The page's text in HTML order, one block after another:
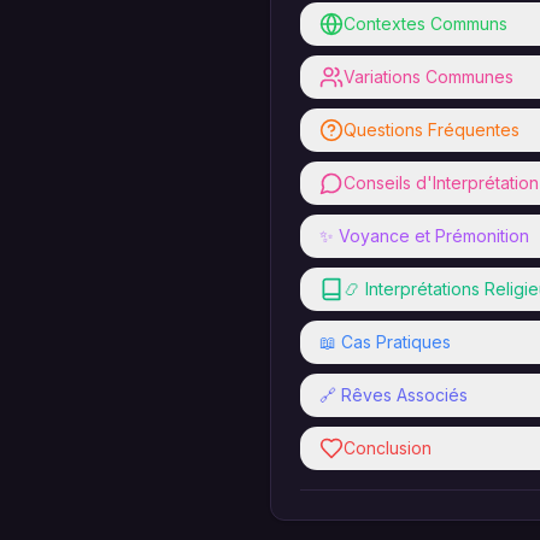
Contextes Communs
Variations Communes
Questions Fréquentes
Conseils d'Interprétation
✨ Voyance et Prémonition
📿 Interprétations
📖 Cas Pratiques
🔗 Rêves Associés
Conclusion